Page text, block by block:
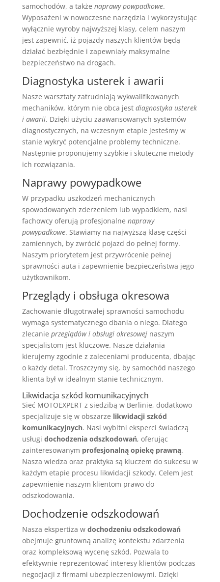
samochodów, a także naprawy powpadkowe.
Wyposażeni w nowoczesne narzędzia i wykorzystując
wyłącznie wyroby najwyższej klasy, celem naszym
jest zapewnić, iż pojazdy naszych klientów będą
działać bezbłędnie i zapewniały maksymalne
bezpieczeństwo na drogach.
Diagnostyka usterek i awarii
Nasze warsztaty zatrudniają wykwalifikowanych
mechaników, którym nie obca jest diagnostyka usterek
i awarii. Dzięki użyciu zaawansowanych systemów
diagnostycznych, na wczesnym etapie jesteśmy w
stanie wykryć potencjalne problemy techniczne.
Następnie proponujemy szybkie i skuteczne metody
ich rozwiązania.
Naprawy powypadkowe
W przypadku uszkodzeń mechanicznych
spowodowanych zderzeniem lub wypadkiem, nasi
fachowcy oferują profesjonalne naprawy
powypadkowe. Stawiamy na najwyższą klasę części
zamiennych, by zwrócić pojazd do pełnej formy.
Naszym priorytetem jest przywrócenie pełnej
sprawności auta i zapewnienie bezpieczeństwa jego
użytkownikom.
Przeglądy i obsługa okresowa
Zachowanie długotrwałej sprawności samochodu
wymaga systematycznego dbania o niego. Dlatego
zlecanie przeglądów i obsługi okresowejnaszym
specjalistom jest kluczowe. Nasze działania
kierujemy zgodnie z zaleceniami producenta, dbając
o każdy detal. Troszczymy się, by samochód naszego
klienta był w idealnym stanie technicznym.
Likwidacja szkód komunikacyjnych
Sieć MOTOEXPERT z siedzibą w Berlinie, dodatkowo
specjalizuje się w obszarze likwidacji szkód
komunikacyjnych. Nasi wybitni eksperci świadczą
usługi dochodzenia odszkodowań, oferując
zainteresowanym profesjonalną opiekę prawną.
Nasza wiedza oraz praktyka są kluczem do sukcesu w
każdym etapie procesu likwidacji szkody. Celem jest
zapewnienie naszym klientom prawo do
odszkodowania.
Dochodzenie odszkodowań
Nasza ekspertiza w dochodzeniu odszkodowań
obejmuje gruntowną analizę kontekstu zdarzenia
oraz kompleksową wycenę szkód. Pozwala to
efektywnie reprezentować interesy klientów podczas
negocjacji z firmami ubezpieczeniowymi. Dzięki